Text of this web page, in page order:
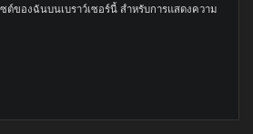
ต์ของฉันบนเบราว์เซอร์นี้ สำหรับการแสดงความ